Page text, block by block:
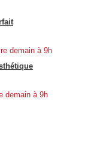
demain à 9h
demain à 9h